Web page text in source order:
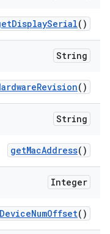
DisplaySerial()
String
Revision()
String
getMacAddress()
Integer
DeviceNumOffset()